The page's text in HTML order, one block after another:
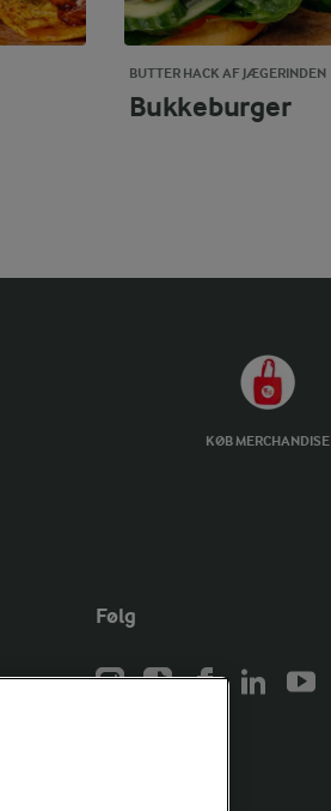
BUTTER HACK AF JÆGERINDEN
Bukkeburger
KØB MERCHANDISE
Følg